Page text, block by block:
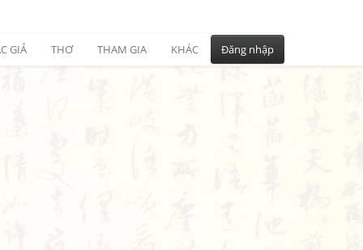
GIẢ THƠ THAM GIA KHÁC Đăng nhập